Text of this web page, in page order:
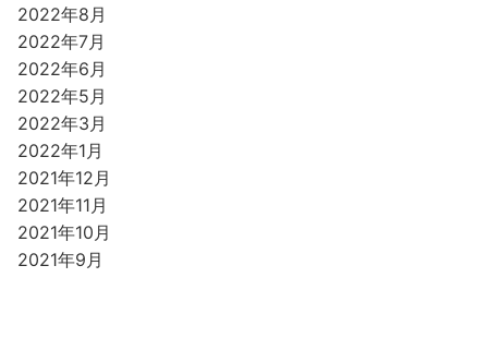
2022年8月
2022年7月
2022年6月
2022年5月
2022年3月
2022年1月
2021年12月
2021年11月
2021年10月
2021年9月